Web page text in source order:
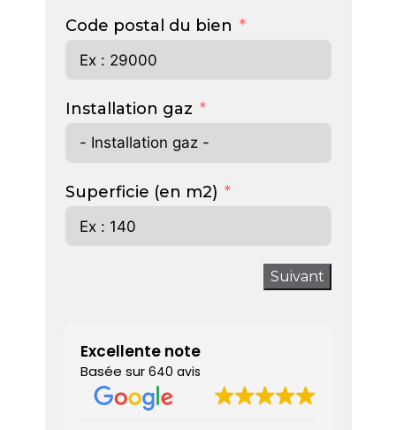
Code postal du bien
Installation gaz
Superficie (en m2)
Suivant
Excellente note
Basée sur 640 avis